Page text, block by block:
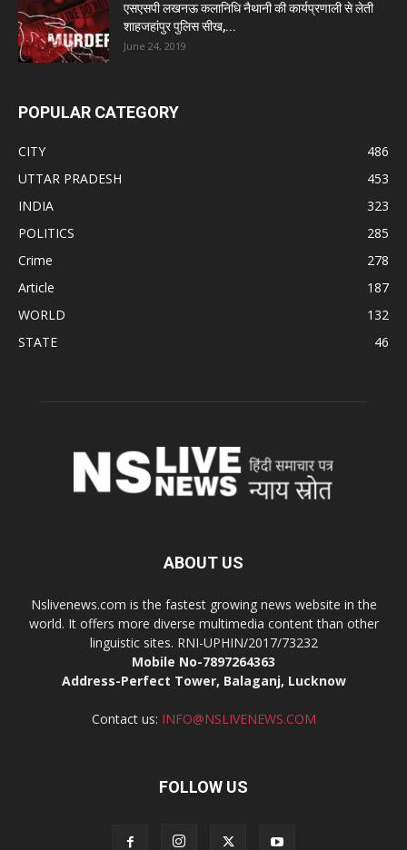
एसएसपी लखनऊ कलानिधि नैथानी की कार्यप्रणाली से लेती
शाहजहांपुर पुलिस सीख,...
June 24, 2019
POPULAR CATEGORY
CITY
486
UTTAR PRADESH
453
INDIA
323
POLITICS
285
Crime
278
Article
187
WORLD
132
STATE
46
ABOUT US
Nslivenews.com is the fastest growing news website in the
world. It offers more diverse multimedia content than other
linguistic sites. RNI-UPHIN/2017/73232
Mobile No-7897264363
Address-Perfect Tower, Balaganj, Lucknow
Contact us: INFO@NSLIVENEWS.COM
FOLLOW US